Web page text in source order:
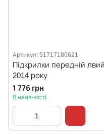
Артикул: 51717180621
Підкрилки передній
2014 року
1 776 грн
В наявності